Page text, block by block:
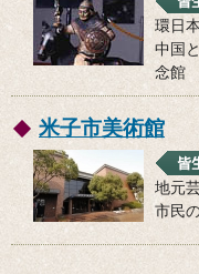
環日
中国
念館
米子市美術館
地元
市民